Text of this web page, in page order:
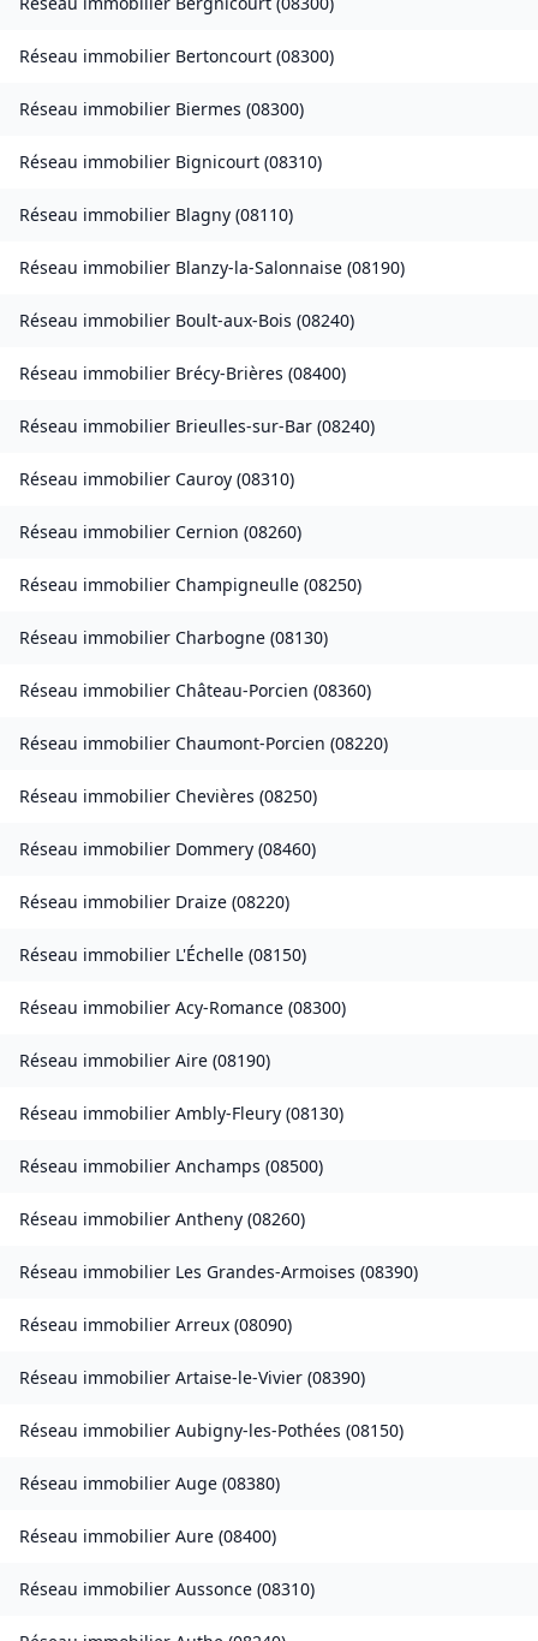
Réseau immobilier Bertoncourt (08300)
Réseau immobilier Biermes (08300)
Réseau immobilier Bignicourt (08310)
Réseau immobilier Blagny (08110)
Réseau immobilier Blanzy-la-Salonnaise (08190)
Réseau immobilier Boult-aux-Bois (08240)
Réseau immobilier Brécy-Brières (08400)
Réseau immobilier Brieulles-sur-Bar (08240)
Réseau immobilier Cauroy (08310)
Réseau immobilier Cernion (08260)
Réseau immobilier Champigneulle (08250)
Réseau immobilier Charbogne (08130)
Réseau immobilier Château-Porcien (08360)
Réseau immobilier Chaumont-Porcien (08220)
Réseau immobilier Chevières (08250)
Réseau immobilier Dommery (08460)
Réseau immobilier Draize (08220)
Réseau immobilier L'Échelle (08150)
Réseau immobilier Acy-Romance (08300)
Réseau immobilier Aire (08190)
Réseau immobilier Ambly-Fleury (08130)
Réseau immobilier Anchamps (08500)
Réseau immobilier Antheny (08260)
Réseau immobilier Les Grandes-Armoises (08390)
Réseau immobilier Arreux (08090)
Réseau immobilier Artaise-le-Vivier (08390)
Réseau immobilier Aubigny-les-Pothées (08150)
Réseau immobilier Auge (08380)
Réseau immobilier Aure (08400)
Réseau immobilier Aussonce (08310)